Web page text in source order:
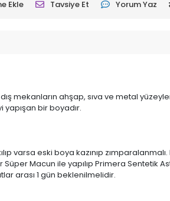
Ekle Tavsiye Et Yorum Yaz
mekanların ahşap, sıva ve metal
yapışan bir boyadır.
varsa eski boya kazınıp
Süper Macun ile yapılıp Primera
arası 1 gün beklenilmelidir.